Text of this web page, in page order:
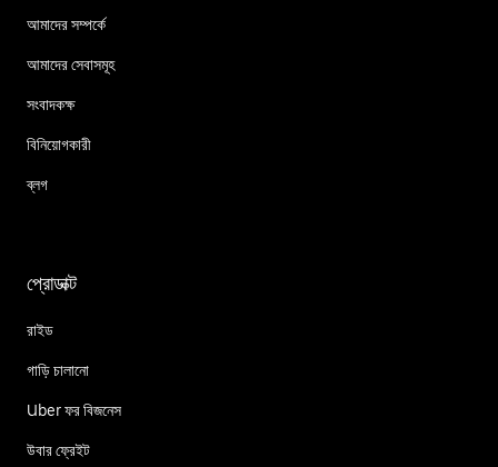
আমাদের সম্পর্কে
আমাদের সেবাসমূহ
সংবাদকক্ষ
বিনিয়োগকারী
ব্লগ
প্রোডাক্ট
রাইড
গাড়ি চালানো
Uber ফর বিজনেস
উবার ফ্রেইট